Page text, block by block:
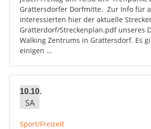
Grattersdorfer Dorfmitte. Zur Info für
Interessierten hier der aktuelle
Gratterdorf/Streckenplan.pdf unseres
Walking Zentrums in Grattersdorf. Es
einigen …
10.10.
SA
Sport/Freizeit